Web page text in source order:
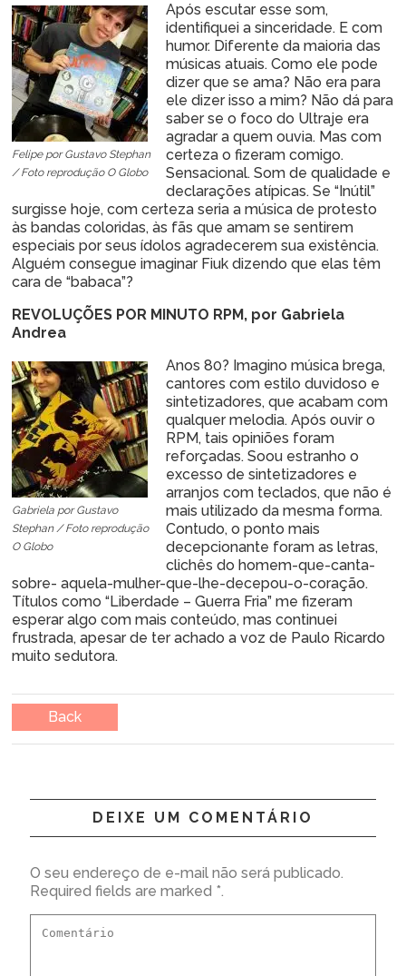
Felipe por Gustavo Stephan
/ Foto reprodução O Globo
Após escutar esse som,
identifiquei a sinceridade. E com
humor. Diferente da maioria das
músicas atuais. Como ele pode
dizer que se ama? Não era para
ele dizer isso a mim? Não dá para
saber se o foco do Ultraje era
agradar a quem ouvia. Mas com
certeza o fizeram comigo.
Sensacional. Som de qualidade e
declarações atípicas. Se “Inútil”
surgisse hoje, com certeza seria a música de protesto
às bandas coloridas, às fãs que amam se sentirem
especiais por seus ídolos agradecerem sua existência.
Alguém consegue imaginar Fiuk dizendo que elas têm
cara de “babaca”?
REVOLUÇÕES POR MINUTO RPM, por Gabriela
Andrea
Gabriela por Gustavo
Stephan / Foto reprodução
O Globo
Anos 80? Imagino música brega,
cantores com estilo duvidoso e
sintetizadores, que acabam com
qualquer melodia. Após ouvir o
RPM, tais opiniões foram
reforçadas. Soou estranho o
excesso de sintetizadores e
arranjos com teclados, que não é
mais utilizado da mesma forma.
Contudo, o ponto mais
decepcionante foram as letras,
clichês do homem-que-canta-
sobre- aquela-mulher-que-lhe-decepou-o-coração.
Títulos como “Liberdade – Guerra Fria” me fizeram
esperar algo com mais conteúdo, mas continuei
frustrada, apesar de ter achado a voz de Paulo Ricardo
muito sedutora.
Back
DEIXE UM COMENTÁRIO
O seu endereço de e-mail não será publicado.
Required fields are marked *.